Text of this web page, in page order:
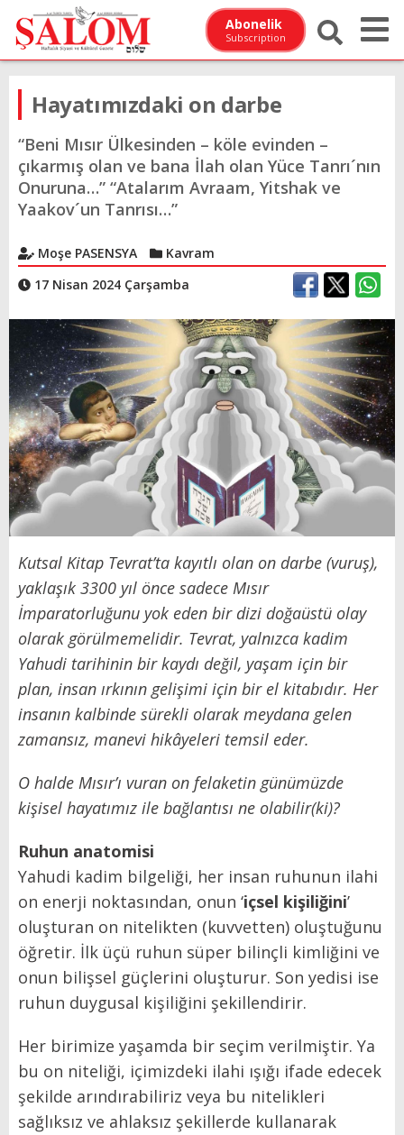
Abonelik
Subscription
Hayatımızdaki on darbe
“Beni Mısır Ülkesinden – köle evinden –
çıkarmış olan ve bana İlah olan Yüce Tanrı´nın
Onuruna…” “Atalarım Avraam, Yitshak ve
Yaakov´un Tanrısı…”
Moşe PASENSYA
Kavram
17 Nisan 2024 Çarşamba
Kutsal Kitap Tevrat’ta kayıtlı olan on darbe (vuruş),
yaklaşık 3300 yıl önce sadece Mısır
İmparatorluğunu yok eden bir dizi doğaüstü olay
olarak görülmemelidir. Tevrat, yalnızca kadim
Yahudi tarihinin bir kaydı değil, yaşam için bir
plan, insan ırkının gelişimi için bir el kitabıdır. Her
insanın kalbinde sürekli olarak meydana gelen
zamansız, manevi hikâyeleri temsil eder.
O halde Mısır’ı vuran on felaketin günümüzde
kişisel hayatımız ile bağlantısı ne olabilir(ki)?
Ruhun anatomisi
Yahudi kadim bilgeliği, her insan ruhunun ilahi
on enerji noktasından, onun ‘içsel kişiliğini’
oluşturan on nitelikten (kuvvetten) oluştuğunu
öğretir. İlk üçü ruhun süper bilinçli kimliğini ve
onun bilişsel güçlerini oluşturur. Son yedisi ise
ruhun duygusal kişiliğini şekillendirir.
Her birimize yaşamda bir seçim verilmiştir. Ya
bu on niteliği, içimizdeki ilahi ışığı ifade edecek
şekilde arındırabiliriz veya bu nitelikleri
sağlıksız ve ahlaksız şekillerde kullanarak